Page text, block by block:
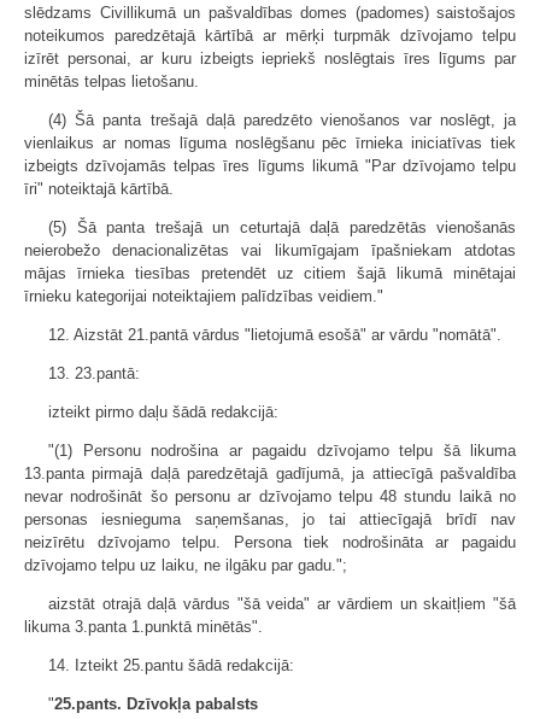
slēdzams Civillikumā un pašvaldības domes (padomes) saistošajos
noteikumos paredzētajā kārtībā ar mērķi turpmāk dzīvojamo telpu
izīrēt personai, ar kuru izbeigts iepriekš noslēgtais īres līgums par
minētās telpas lietošanu.
(4) Šā panta trešajā daļā paredzēto vienošanos var noslēgt, ja
vienlaikus ar nomas līguma noslēgšanu pēc īrnieka iniciatīvas tiek
izbeigts dzīvojamās telpas īres līgums likumā "Par dzīvojamo telpu
īri" noteiktajā kārtībā.
(5) Šā panta trešajā un ceturtajā daļā paredzētās vienošanās
neierobežo denacionalizētas vai likumīgajam īpašniekam atdotas
mājas īrnieka tiesības pretendēt uz citiem šajā likumā minētajai
īrnieku kategorijai noteiktajiem palīdzības veidiem."
12. Aizstāt 21.pantā vārdus "lietojumā esošā" ar vārdu "nomātā".
13. 23.pantā:
izteikt pirmo daļu šādā redakcijā:
"(1) Personu nodrošina ar pagaidu dzīvojamo telpu šā likuma
13.panta pirmajā daļā paredzētajā gadījumā, ja attiecīgā pašvaldība
nevar nodrošināt šo personu ar dzīvojamo telpu 48 stundu laikā no
personas iesnieguma saņemšanas, jo tai attiecīgajā brīdī nav
neizīrētu dzīvojamo telpu. Persona tiek nodrošināta ar pagaidu
dzīvojamo telpu uz laiku, ne ilgāku par gadu.";
aizstāt otrajā daļā vārdus "šā veida" ar vārdiem un skaitļiem "šā
likuma 3.panta 1.punktā minētās".
14. Izteikt 25.pantu šādā redakcijā:
"25.pants. Dzīvokļa pabalsts